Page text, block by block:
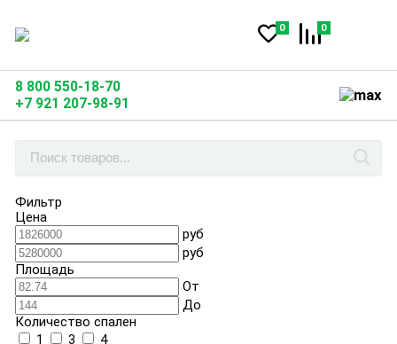
0 0
8 800 550-18-70
+7 921 207-98-91
Фильтр
Цена
руб
руб
Площадь
От
До
Количество спален
1
3
4